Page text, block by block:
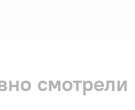
смотрели